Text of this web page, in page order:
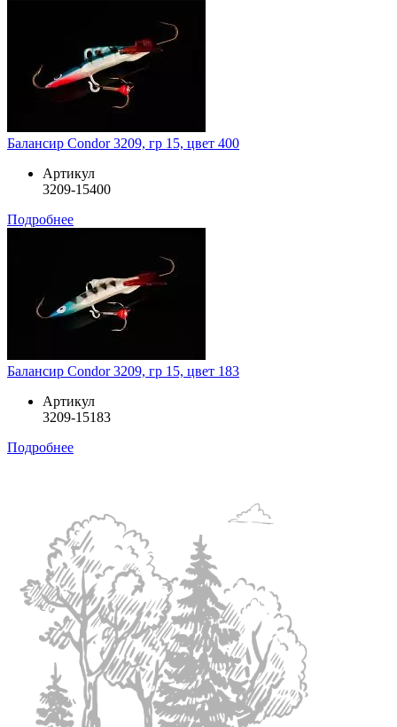
Балансир Condor 3209, гр 15, цвет 400
Артикул
3209-15400
Подробнее
Балансир Condor 3209, гр 15, цвет 183
Артикул
3209-15183
Подробнее